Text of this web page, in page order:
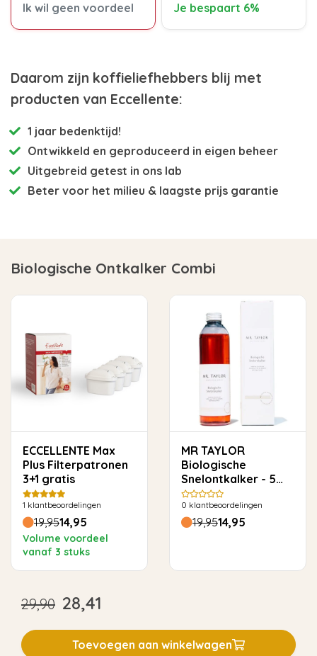
Ik wil geen voordeel Je bespaart 6%
Daarom zijn koffieliefhebbers blij met
producten van Eccellente:
1 jaar bedenktijd!
Ontwikkeld en geproduceerd in eigen beheer
Uitgebreid getest in ons lab
Beter voor het milieu & laagste prijs garantie
Biologische Ontkalker Combi
ECCELLENTE Max
Plus Filterpatronen
3+1 gratis
1 klantbeoordelingen
19,9514,95
Volume voordeel
vanaf 3 stuks
MR TAYLOR
Biologische
Snelontkalker - 5
keer ontkalken
0 klantbeoordelingen
19,9514,95
29,90 28,41
Toevoegen aan winkelwagen